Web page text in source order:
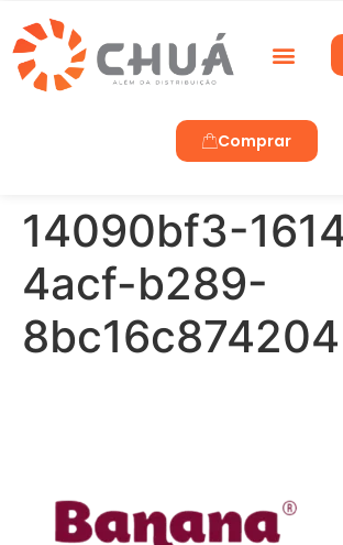
Comprar
14090bf3-
4acf-b289-
8bc16c874204